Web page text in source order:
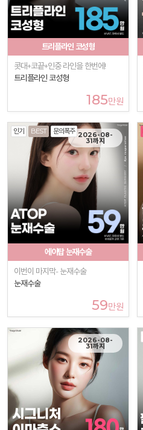
트리플라인 코성형
콧대+코끝+인중 라인을 한번에!
트리플라인 코성형
185만원
인기 BEST 문의폭주 2026-08-
31까지
에이탑 눈재수술
이번이 마지막- 눈재수술
눈재수술
59만원
2026-08-
31까지